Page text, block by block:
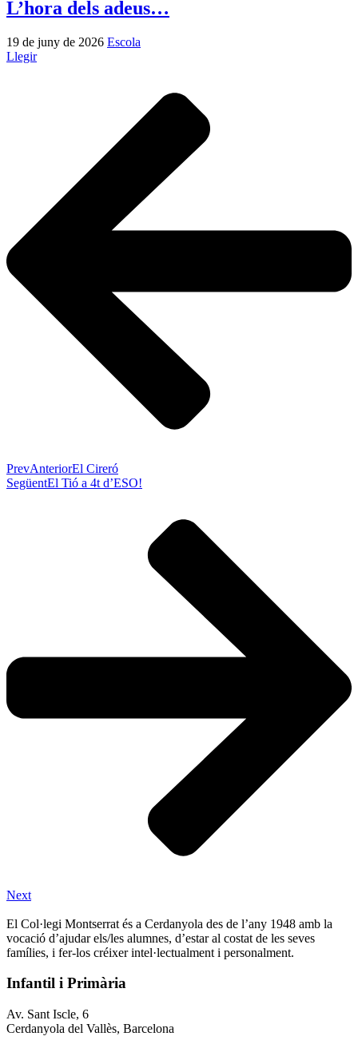
L’hora dels adeus…
19 de juny de 2026 Escola
Llegir
PrevAnteriorEl Cireró
SegüentEl Tió a 4t d’ESO!
Next
El Col·legi Montserrat és a Cerdanyola des de l’any 1948 amb la
vocació d’ajudar els/les alumnes, d’estar al costat de les seves
famílies, i fer-los créixer intel·lectualment i personalment.
Infantil i Primària
Av. Sant Iscle, 6
Cerdanyola del Vallès, Barcelona